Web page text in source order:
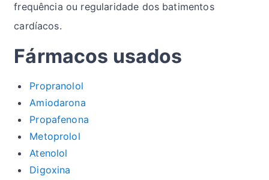
frequência ou regularidade dos batimentos
cardíacos.
Fármacos usados
Propranolol
Amiodarona
Propafenona
Metoprolol
Atenolol
Digoxina